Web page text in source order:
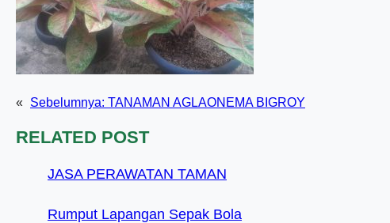
« Sebelumnya: TANAMAN AGLAONEMA BIGROY
RELATED POST
JASA PERAWATAN TAMAN
Rumput Lapangan Sepak Bola